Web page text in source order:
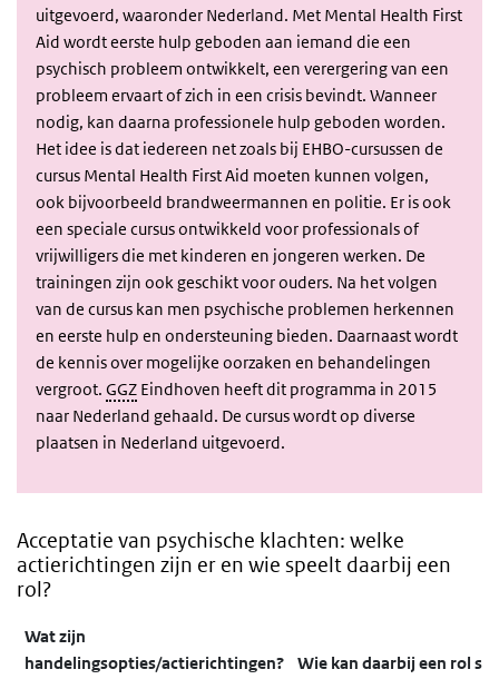
uitgevoerd, waaronder Nederland. Met Mental Health First
Aid wordt eerste hulp geboden aan iemand die een
psychisch probleem ontwikkelt, een verergering van een
probleem ervaart of zich in een crisis bevindt. Wanneer
nodig, kan daarna professionele hulp geboden worden.
Het idee is dat iedereen net zoals bij EHBO-cursussen de
cursus Mental Health First Aid moeten kunnen volgen,
ook bijvoorbeeld brandweermannen en politie. Er is ook
een speciale cursus ontwikkeld voor professionals of
vrijwilligers die met kinderen en jongeren werken. De
trainingen zijn ook geschikt voor ouders. Na het volgen
van de cursus kan men psychische problemen herkennen
en eerste hulp en ondersteuning bieden. Daarnaast wordt
de kennis over mogelijke oorzaken en behandelingen
vergroot. GGZ Eindhoven heeft dit programma in 2015
naar Nederland gehaald. De cursus wordt op diverse
plaatsen in Nederland uitgevoerd.
Acceptatie van psychische klachten: welke
actierichtingen zijn er en wie speelt daarbij een
rol?
Wat zijn
handelingsopties/actierichtingen?
Wie kan daarbij een rol